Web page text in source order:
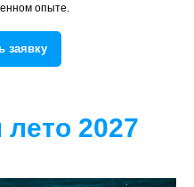
опыте.
заявку
2027